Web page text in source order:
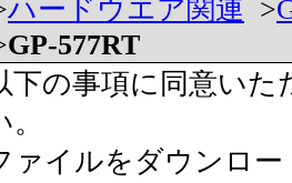
ハードウエア関連 >
GP-577RT
下の事項に同意い
。
ァイルをダウンロ